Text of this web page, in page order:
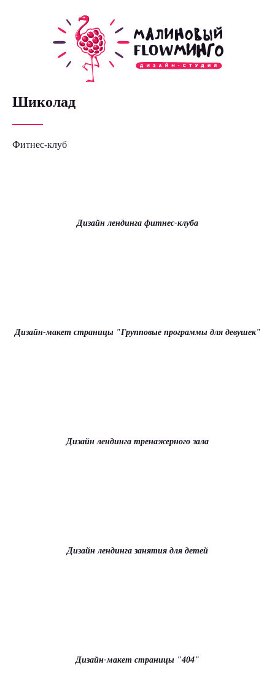
Шиколад
Фитнес-клуб
Дизайн лендинга фитнес-клуба
Дизайн-макет страницы "Групповые программы для девушек"
Дизайн лендинга тренажерного зала
Дизайн лендинга занятия для детей
Дизайн-макет страницы "404"